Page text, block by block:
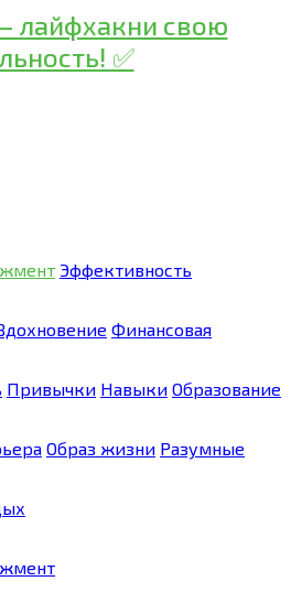
Эффективность
Финансовая
Привычки Навыки Образование
Образ жизни Разумные